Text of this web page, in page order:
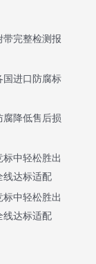
完整检测报
国进口防腐标
降低售后损
中轻松胜出
线达标适配
中轻松胜出
线达标适配